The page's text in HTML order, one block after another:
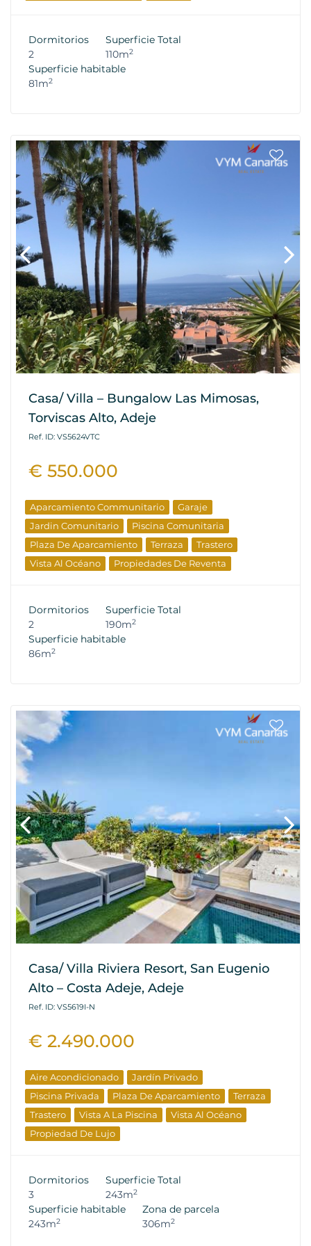
Dormitorios
2
Superficie Total
110m2
Superficie habitable
81m2
Casa/ Villa – Bungalow Las Mimosas,
Torviscas Alto, Adeje
Ref. ID: VS5624VTC
€ 550.000
Aparcamiento Communitario
Garaje
Jardin Comunitario
Piscina Comunitaria
Plaza De Aparcamiento
Terraza
Trastero
Vista Al Océano
Propiedades De Reventa
Dormitorios
2
Superficie Total
190m2
Superficie habitable
86m2
Casa/ Villa Riviera Resort, San Eugenio
Alto – Costa Adeje, Adeje
Ref. ID: VS5619I-N
€ 2.490.000
Aire Acondicionado
Jardín Privado
Piscina Privada
Plaza De Aparcamiento
Terraza
Trastero
Vista A La Piscina
Vista Al Océano
Propiedad De Lujo
Dormitorios
3
Superficie Total
243m2
Superficie habitable
243m2
Zona de parcela
306m2